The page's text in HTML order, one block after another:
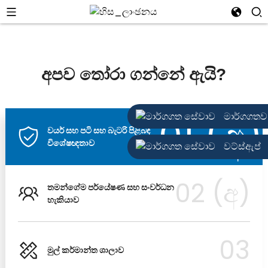
මාර්ගගතව
වට්ස්ඇප්
අපව තෝරා ගන්නේ ඇයි?
වයර් සහ පටි සහ බැටරි පිළිබඳ
විශේෂඥතාව
01 (අ)
තමන්ගේම පර්යේෂණ සහ සංවර්ධන
හැකියාව
02 (අ)
මුල් කර්මාන්ත ශාලාව 03
මුල් කර්මාන්ත ශාලාව